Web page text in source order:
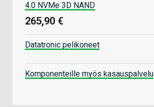
4.0 NVMe 3D NAND
265,90 €
Datatronic pelikoneet
Komponenteille myös kasauspalvelu